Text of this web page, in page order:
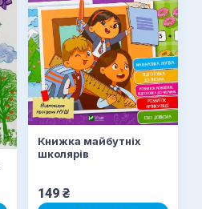
Книжка майбутніх
школярів
149 ₴